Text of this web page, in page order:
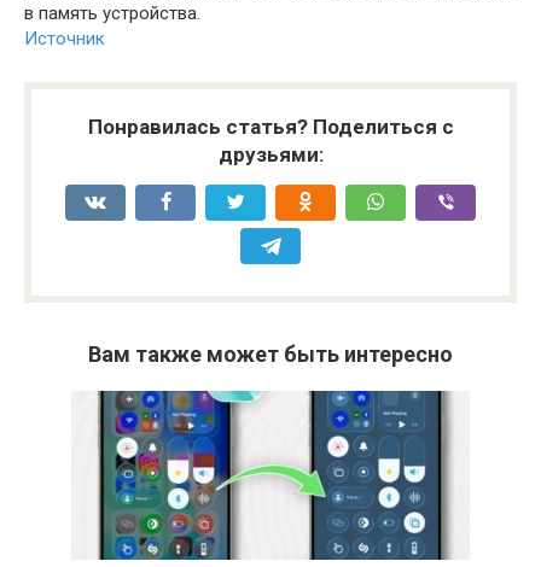
в память устройства.
Источник
Понравилась статья? Поделиться с
друзьями:
Вам также может быть интересно